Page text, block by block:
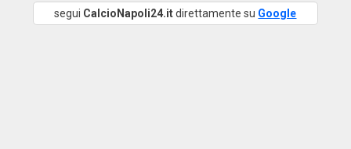
segui CalcioNapoli24.itdirettamente su Google